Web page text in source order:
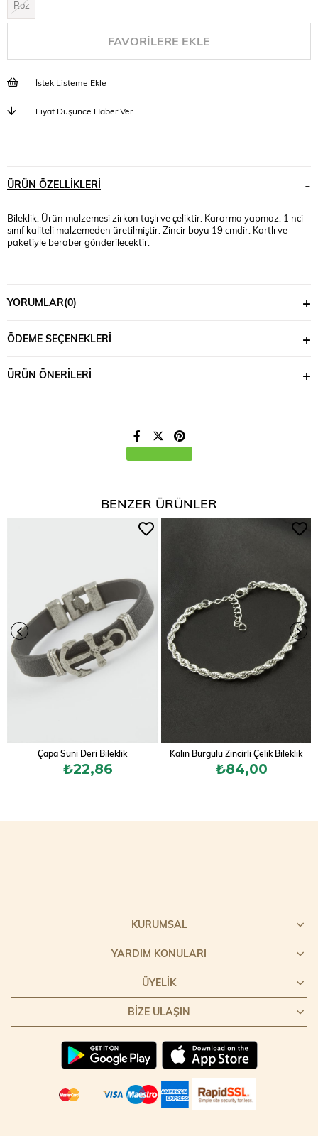
Roz
FAVORILERE EKLE
İstek Listeme Ekle
Fiyat Düşünce Haber Ver
ÜRÜN ÖZELLIKLERI
Bileklik; Ürün malzemesi zirkon taşlı ve çeliktir. Kararma yapmaz. 1 nci
sınıf kaliteli malzemeden üretilmiştir. Zincir boyu 19 cmdir. Kartlı ve
paketiyle beraber gönderilecektir.
YORUMLAR(0)
ÖDEME SEÇENEKLERI
ÜRÜN ÖNERILERI
BENZER ÜRÜNLER
Çapa Suni Deri Bileklik
₺22,86
Kalın Burgulu Zincirli Çelik Bileklik
₺84,00
KURUMSAL
YARDIM KONULARI
ÜYELIK
BIZE ULAŞIN